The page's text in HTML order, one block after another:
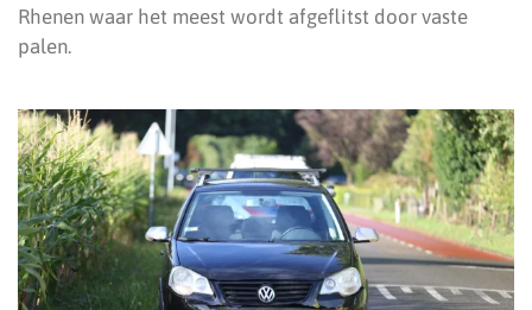
Rhenen waar het meest wordt afgeflitst door vaste
palen.